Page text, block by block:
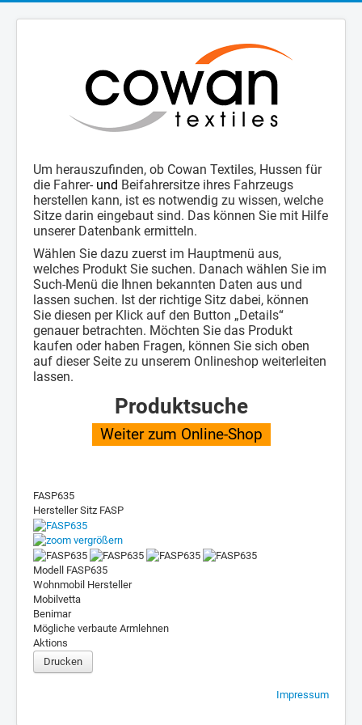
Um herauszufinden, ob Cowan Textiles, Hussen für
die Fahrer- und Beifahrersitze ihres Fahrzeugs
herstellen kann, ist es notwendig zu wissen, welche
Sitze darin eingebaut sind. Das können Sie mit Hilfe
unserer Datenbank ermitteln.
Wählen Sie dazu zuerst im Hauptmenü aus,
welches Produkt Sie suchen. Danach wählen Sie im
Such-Menü die Ihnen bekannten Daten aus und
lassen suchen. Ist der richtige Sitz dabei, können
Sie diesen per Klick auf den Button „Details“
genauer betrachten. Möchten Sie das Produkt
kaufen oder haben Fragen, können Sie sich oben
auf dieser Seite zu unserem Onlineshop weiterleiten
lassen.
Produktsuche
Weiter zum Online-Shop
FASP635
Hersteller Sitz FASP
vergrößern
Modell FASP635
Wohnmobil Hersteller
Mobilvetta
Benimar
Mögliche verbaute Armlehnen
Aktions
Drucken
Impressum